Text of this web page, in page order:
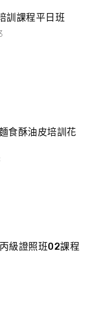
訓課程平日班
食酥油皮培訓花
級證照班02課程